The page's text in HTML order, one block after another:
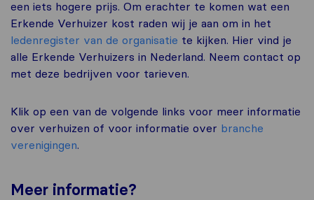
een iets hogere prijs. Om erachter te komen wat een
Erkende Verhuizer kost raden wij je aan om in het
ledenregister van de organisatie te kijken. Hier vind je
alle Erkende Verhuizers in Nederland. Neem contact op
met deze bedrijven voor tarieven.
Klik op een van de volgende links voor meer informatie
over verhuizen of voor informatie over branche
verenigingen.
Meer informatie?